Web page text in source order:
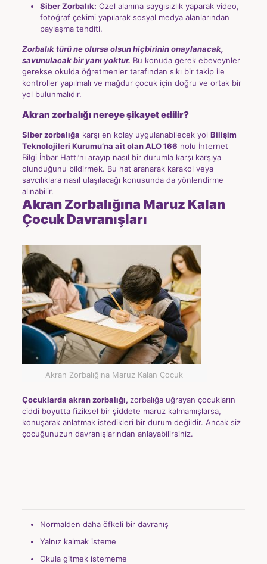
Siber Zorbalık: Özel alanına saygısızlık yaparak video,
fotoğraf çekimi yapılarak sosyal medya alanlarından
paylaşma tehditi.
Zorbalık türü ne olursa olsun hiçbirinin onaylanacak,
savunulacak bir yanı yoktur. Bu konuda gerek ebeveynler
gerekse okulda öğretmenler tarafından sıkı bir takip ile
kontroller yapılmalı ve mağdur çocuk için doğru ve ortak bir
yol bulunmalıdır.
Akran zorbalığı nereye şikayet edilir?
Siber zorbalığa karşı en kolay uygulanabilecek yol Bilişim
Teknolojileri Kurumu’na ait olan ALO 166 nolu İnternet
Bilgi İhbar Hattı’nı arayıp nasıl bir durumla karşı karşıya
olunduğunu bildirmek. Bu hat aranarak karakol veya
savcılıklara nasıl ulaşılacağı konusunda da yönlendirme
alınabilir.
Akran Zorbalığına Maruz Kalan
Çocuk Davranışları
Akran Zorbalığına Maruz Kalan Çocuk
Çocuklarda akran zorbalığı, zorbalığa uğrayan çocukların
ciddi boyutta fiziksel bir şiddete maruz kalmamışlarsa,
konuşarak anlatmak istedikleri bir durum değildir. Ancak siz
çocuğunuzun davranışlarından anlayabilirsiniz.
Normalden daha öfkeli bir davranış
Yalnız kalmak isteme
Okula gitmek istememe